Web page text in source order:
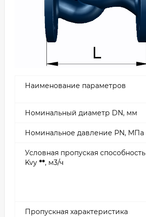
Наименование параметров
Номинальный диаметр DN, мм
Номинальное давление PN, МПа
Условная пропуская способность
Kvy **, м3/ч
Пропускная характеристика